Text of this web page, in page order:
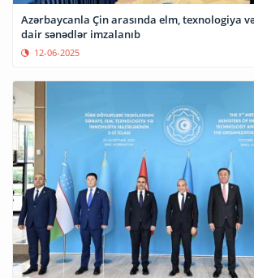
Azərbaycanla Çin arasında elm, texnologiya
dair sənədlər imzalanıb
12-06-2025